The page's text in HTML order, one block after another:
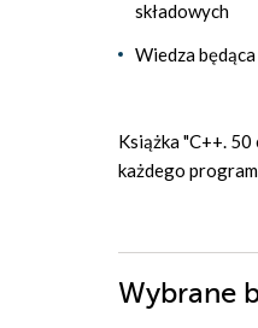
składowych
Wiedza
Książka "C++.
każdego
Wybrane